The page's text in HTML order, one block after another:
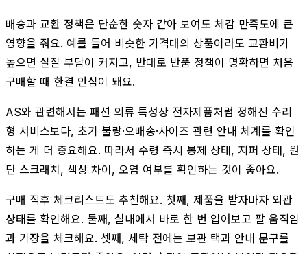
배송과 교환 정책은 단순한 숫자 같아 보여도 체감 만족도에 큰
영향을 줘요. 예를 들어 비슷한 가격대의 상품이라도 교환비가
높으면 실질 부담이 커지고, 반대로 반품 정책이 명확하면 처음
구매할 때 한결 안심이 돼요.
AS와 관련해서는 패션 의류 특성상 전자제품처럼 정해진 수리
형 서비스보다, 초기 불량·오배송·사이즈 관련 안내 체계를 확인
하는 게 더 중요해요. 따라서 수령 즉시 봉제 상태, 지퍼 상태, 원
단 스크래치, 색상 차이, 오염 여부를 확인하는 것이 좋아요.
구매 직후 체크리스트도 추천해요. 첫째, 제품을 받자마자 외관
상태를 확인해요. 둘째, 실내에서 바로 한 번 입어보고 팔 움직임
과 기장을 체크해요. 셋째, 세탁 전에는 보관 택과 안내 문구를